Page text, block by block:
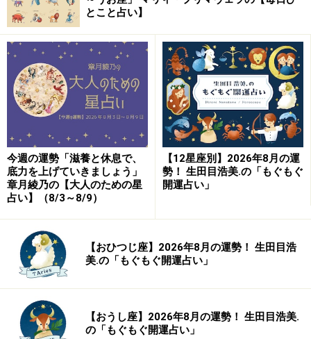
おひつじ座／牡羊座（3月21日～4月19日生
まれ）
陰徳を積みましょう。
「実は“いい人”」で自己肯定感を高めて
＞【詳しく見る】全体運、社交運、恋愛運などの詳細は
こちら
おうし座／牡牛座（4月20日～5月20日生ま
れ）
トライ＆エラー
ダメ元感覚で、いろいろやってみて
＞【詳しく見る】全体運、社交運、恋愛運などの詳細は
とこと占い】
今週の運勢「滋養と休息で、
底力を上げていきましょう」
章月綾乃の【大人のための星
占い】（8/3～8/9）
【12星座別】2026年8月の運
勢！ 生田目浩美.の「もぐもぐ
開運占い」
【おひつじ座】2026年8月の運勢！ 生田目浩
美.の「もぐもぐ開運占い」
【おうし座】2026年8月の運勢！ 生田目浩美.
の「もぐもぐ開運占い」